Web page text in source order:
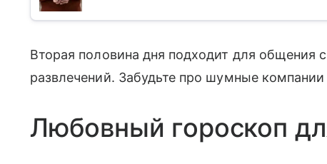
Вторая половина дня подходит для общения
развлечений. Забудьте про шумные
Любовный гороскоп